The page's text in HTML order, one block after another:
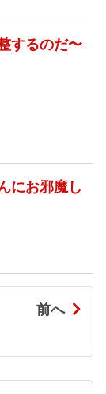
するのだ〜
にお邪魔し
前へ